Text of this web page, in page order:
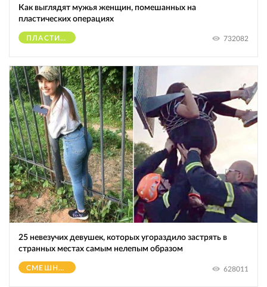
Как выглядят мужья женщин, помешанных на
пластических операциях
ПЛАСТИЧЕСКИЕ ОПЕРАЦИИ 732082
25 невезучих девушек, которых угораздило застрять в
странных местах самым нелепым образом
СМЕШНОЕ 628011